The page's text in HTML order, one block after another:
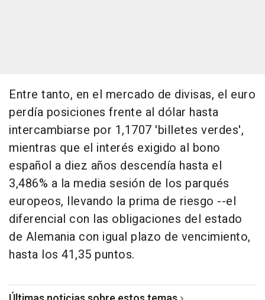
Entre tanto, en el mercado de divisas, el euro
perdía posiciones frente al dólar hasta
intercambiarse por 1,1707 'billetes verdes',
mientras que el interés exigido al bono
español a diez años descendía hasta el
3,486% a la media sesión de los parqués
europeos, llevando la prima de riesgo --el
diferencial con las obligaciones del estado
de Alemania con igual plazo de vencimiento,
hasta los 41,35 puntos.